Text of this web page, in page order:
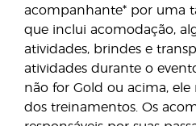
acompanhante* por uma
que inclui acomodação,
atividades, brindes e
atividades durante o
não for Gold ou acima,
dos treinamentos. Os